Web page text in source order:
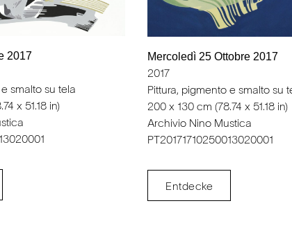
2017
smalto su tela
x 51.18 in)
Mercoledì 25 Ottobre 2017
2017
Pittura, pigmento e smalto su
200 x 130 cm (78.74 x 51.18 in)
Archivio Nino Mustica
PT20171710250013020001
Entdecke